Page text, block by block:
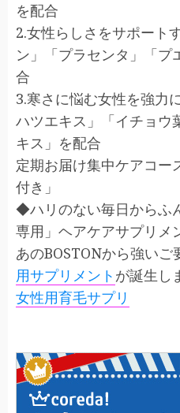
を配合
2.女性らしさをサポート
ン」「プラセンタ」「プ
合
3.寒さに悩む女性を強力
ハツエキス」「イチョウ
キス」を配合
定期お届け集中ケアコー
付き」
◆ハリのない毎日からふ
専用」ヘアケアサプリメ
あのBOSTONから強いご
用サプリメント が誕生し
女性用育毛サプリ